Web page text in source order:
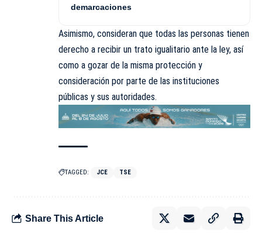
demarcaciones
Asimismo, consideran que todas las personas tienen
derecho a recibir un trato igualitario ante la ley, así
como a gozar de la misma protección y
consideración por parte de las instituciones
públicas y sus autoridades.
TAGGED: JCE TSE
Share This Article